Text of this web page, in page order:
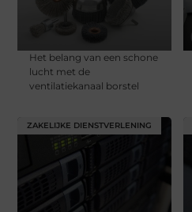
Het belang van een schone
lucht met de
ventilatiekanaal borstel
ZAKELIJKE DIENSTVERLENING